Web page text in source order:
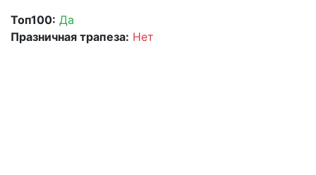
Топ100: Да
Празничная трапеза: Нет